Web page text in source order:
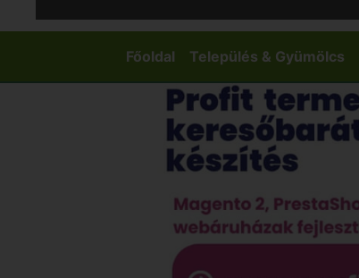
Főoldal Település & Gyümölcs